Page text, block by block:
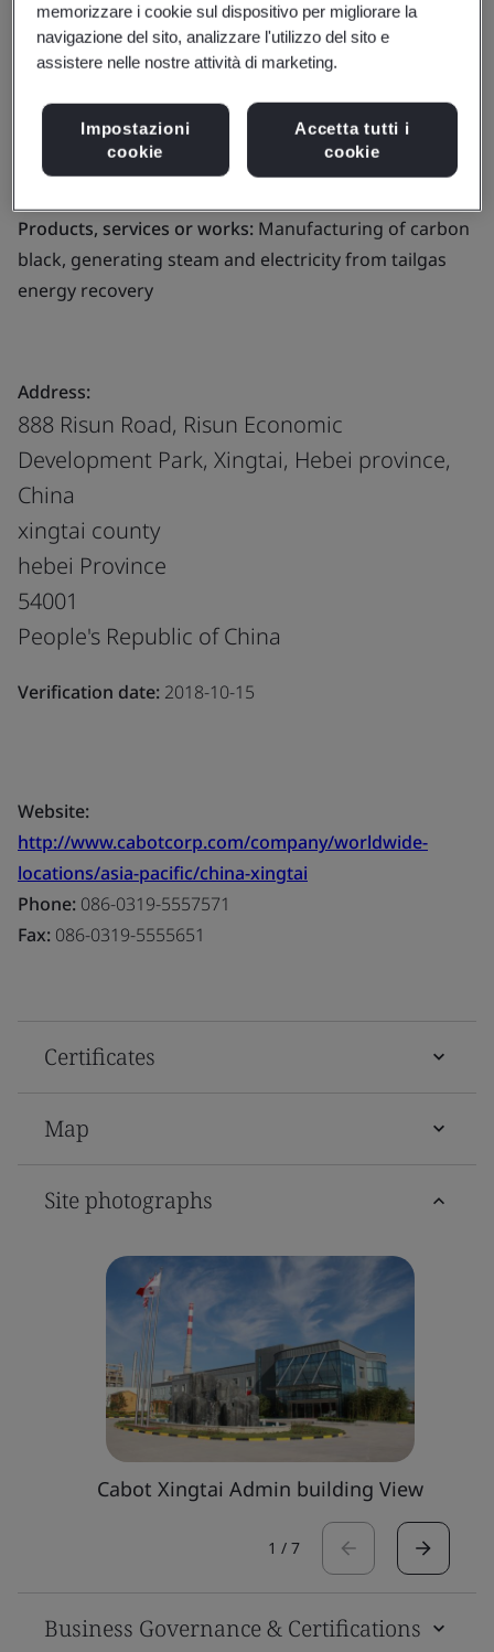
Cabot Risun
Chemical(XingTai)Co.,Ltd
Business scope:Manufacture of carbon
black,including recycling of related tail gas & energy
Products, services or works: Manufacturing of carbon
black, generating steam and electricity from tailgas
energy recovery
Address:
888 Risun Road, Risun Economic
Development Park, Xingtai, Hebei province,
China
xingtai county
hebei Province
54001
People's Republic of China
Verification date: 2018-10-15
Website:
http://www.cabotcorp.com/company/worldwide-
locations/asia-pacific/china-xingtai
Phone: 086-0319-5557571
Fax: 086-0319-5555651
Certificates
Map
Site photographs
Cabot Xingtai Admin building View
1 / 7
Business Governance & Certifications
memorizzare i cookie sul dispositivo per migliorare la
navigazione del sito, analizzare l'utilizzo del sito e
assistere nelle nostre attività di marketing.
Impostazioni
cookie
Accetta tutti i
cookie